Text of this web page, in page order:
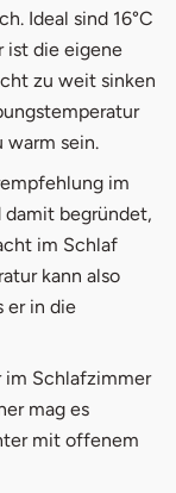
Ideal sind 16°C
ist die eigene
zu weit sinken
warm sein.
im
damit begründet,
im Schlaf
kann also
er in die
im Schlafzimmer
mag es
mit offenem